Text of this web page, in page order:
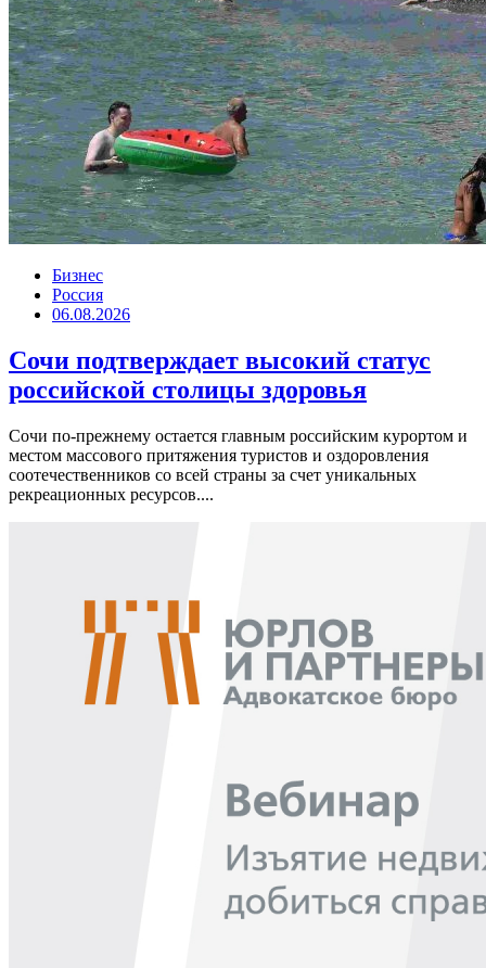
Бизнес
Россия
06.08.2026
Сочи подтверждает высокий статус
российской столицы здоровья
Сочи по-прежнему остается главным российским курортом и
местом массового притяжения туристов и оздоровления
соотечественников со всей страны за счет уникальных
рекреационных ресурсов....